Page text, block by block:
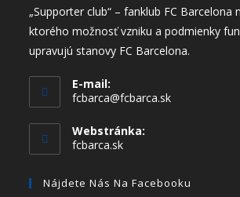
„Supporter club“ – fanklub FC Barcelona
ktorého možnosť vzniku a podmienky
upravujú stanovy FC Barcelona.
E-mail:
fcbarca@fcbarca.sk
Webstránka:
fcbarca.sk
Nájdete Nás Na Facebooku